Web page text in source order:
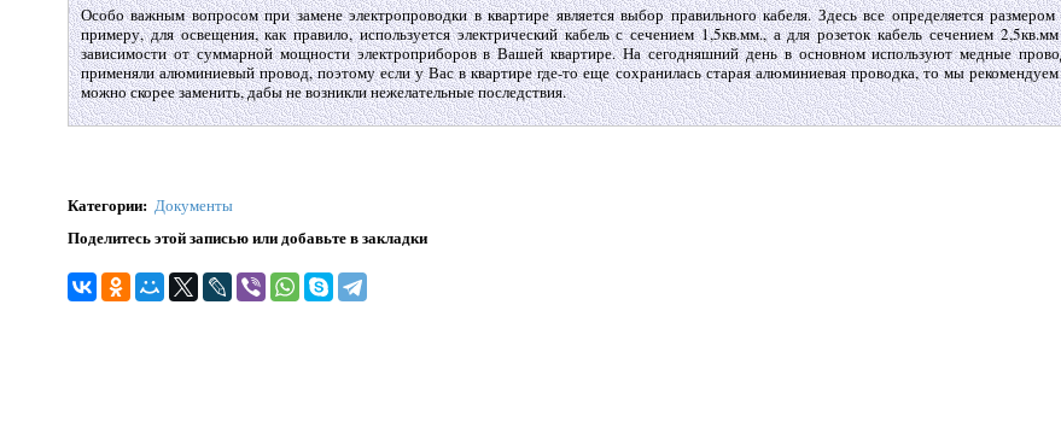
Особо важным вопросом при замене электропроводки в квартире является выбор правильного кабеля. Здесь все определяется
примеру, для освещения, как правило, используется электрический кабель с сечением 1,5кв.мм., а для розеток кабель сечением
зависимости от суммарной мощности электроприборов в Вашей квартире. На сегодняшний день в основном используют медные
применяли алюминиевый провод, поэтому если у Вас в квартире где-то еще сохранилась старая алюминиевая проводка, то мы
можно скорее заменить, дабы не возникли нежелательные последствия.
Категории: Документы
Поделитесь этой записью или добавьте в закладки